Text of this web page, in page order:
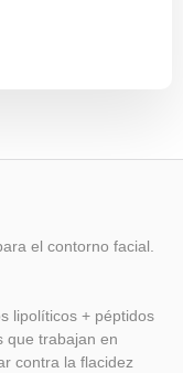
el contorno facial.
lipolíticos + péptidos
que trabajan en
contra la flacidez⁣